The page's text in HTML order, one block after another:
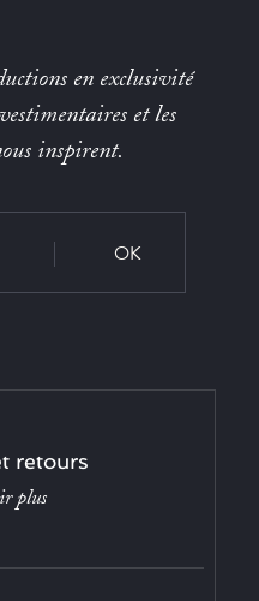
en exclusivité
et les
inspirent.
OK
retours
plus